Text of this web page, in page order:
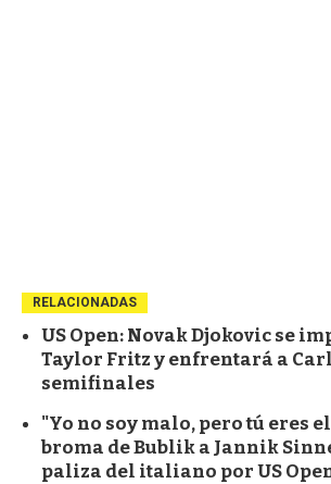
RELACIONADAS
US Open: Novak Djokovic se
Taylor Fritz y enfrentará a
semifinales
"Yo no soy malo, pero tú eres
broma de Bublik a Jannik
paliza del italiano por US